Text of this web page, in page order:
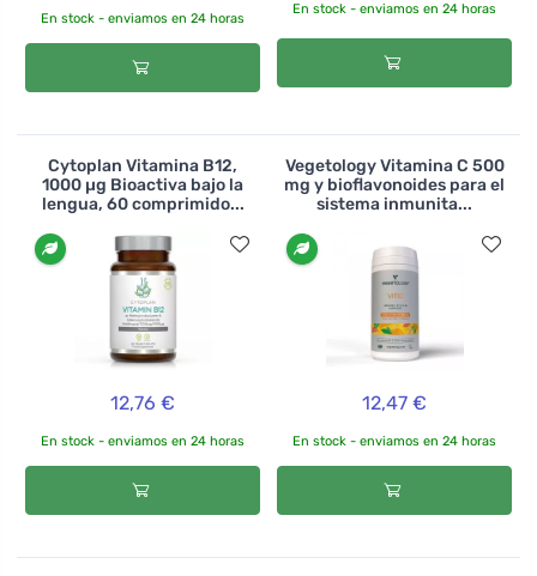
En stock - enviamos en 24 horas
En stock - enviamos en 24 horas
Cytoplan Vitamina B12,
1000 µg Bioactiva bajo la
lengua, 60 comprimido...
12,76 €
En stock - enviamos en 24 horas
Vegetology Vitamina C 500
mg y bioflavonoides para el
sistema inmunita...
12,47 €
En stock - enviamos en 24 horas